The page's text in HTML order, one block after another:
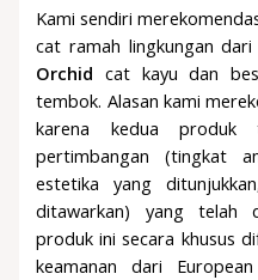
Kami sendiri
cat ramah lingkungan
Orchidcat kayu dan
tembok. Alasan kami
karena kedua produk
pertimbangan (tingkat
estetika yang
ditawarkan) yang telah
produk ini secara khusus
keamanan dari